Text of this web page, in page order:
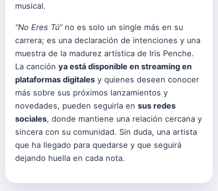
musical.
“No Eres Tú”no es solo un single más en su
carrera; es una declaración de intenciones y una
muestra de la madurez artística de Iris Penche.
La canción ya está disponible en streaming en
plataformas digitales y quienes deseen conocer
más sobre sus próximos lanzamientos y
novedades, pueden seguirla en sus redes
sociales, donde mantiene una relación cercana y
sincera con su comunidad. Sin duda, una artista
que ha llegado para quedarse y que seguirá
dejando huella en cada nota.